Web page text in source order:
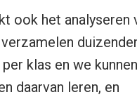
ook het analyseren
verzamelen
klas en we
daarvan leren, en